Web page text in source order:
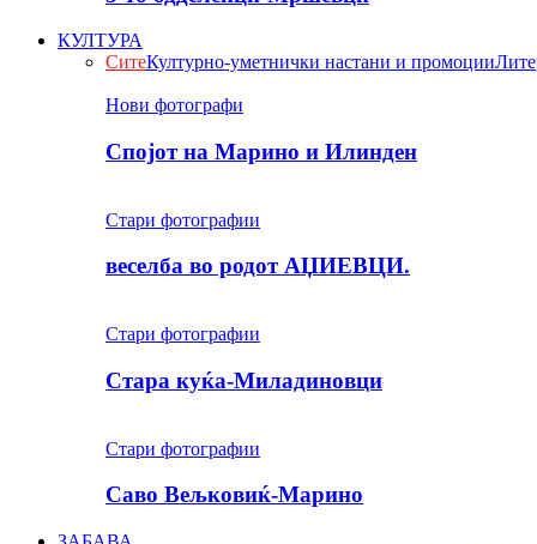
КУЛТУРА
СитеКултурно-уметнички настани и промоции
Нови фотографи
Спојот на Марино и Илинден
Стари фотографии
веселба во родот АЏИЕВЦИ.
Стари фотографии
Стара куќа-Миладиновци
Стари фотографии
Саво Вељковиќ-Марино